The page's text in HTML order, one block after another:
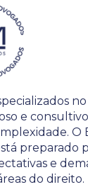
e
O
preparado
e
do direito.